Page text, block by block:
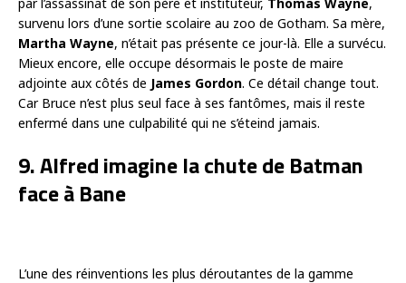
survenu lors d’une sortie scolaire au zoo de Gotham. Sa mère,
Martha Wayne, n’était pas présente ce jour-là. Elle a survécu.
Mieux encore, elle occupe désormais le poste de maire
adjointe aux côtés de James Gordon. Ce détail change tout.
Car Bruce n’est plus seul face à ses fantômes, mais il reste
enfermé dans une culpabilité qui ne s’éteind jamais.
9. Alfred imagine la chute de Batman
face à Bane
L’une des réinventions les plus déroutantes de la gamme